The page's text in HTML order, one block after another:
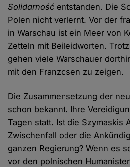
Solidarność entstanden. Die
Polen nicht verlernt. Vor der
in Warschau ist ein Meer von
Zetteln mit Beileidworten.
gehen viele Warschauer
mit den Franzosen zu zeigen.
Die Zusammensetzung der
schon bekannt. Ihre
Tagen statt. Ist die Szymaskis
Zwischenfall oder die
ganzen Regierung? Wenn es
vor den polnischen